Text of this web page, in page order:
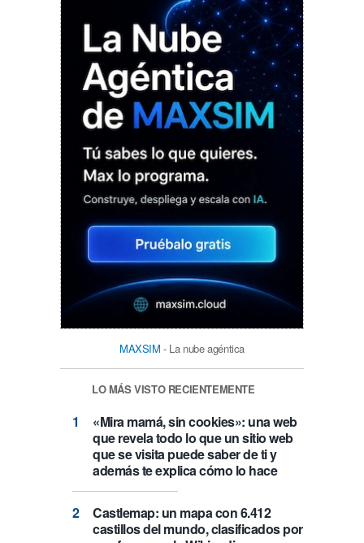
MAXSIM - La nube agéntica
LO MÁS VISTO RECIENTEMENTE
«Mira mamá, sin cookies»: una web
que revela todo lo que un sitio web
que se visita puede saber de ti y
además te explica cómo lo hace
Castlemap: un mapa con 6.412
castillos del mundo, clasificados por